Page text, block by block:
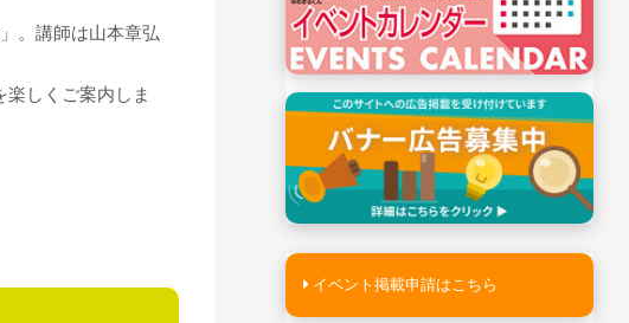
。講師は山本章弘
しくご案内しま
イベント掲載申請はこちら